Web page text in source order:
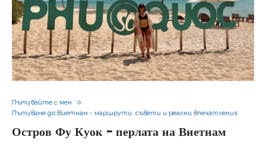
Пътувайте с мен
Пътуване до Виетнам - маршрути, съвети и реални впечатления
Остров Фу Куок – перлата на Виетнам